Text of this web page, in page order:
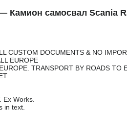
самосвал Scania
CUSTOM DOCUMENTS & NO
EUROPE
TRANSPORT BY ROADS TO
Works.
in text.